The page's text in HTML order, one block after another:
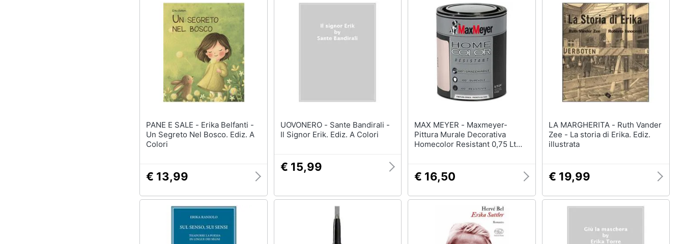
PANE E SALE - Erika Belfanti -
Un Segreto Nel Bosco. Ediz. A
Colori
€ 13,99
UOVONERO - Sante Bandirali -
Il Signor Erik. Ediz. A Colori
€ 15,99
MAX MEYER - Maxmeyer-
Pittura Murale Decorativa
Homecolor Resistant 0,75 Lt
€ 16,50
LA MARGHERITA - Ruth Vander
Zee - La storia di Erika. Ediz.
illustrata
€ 19,99